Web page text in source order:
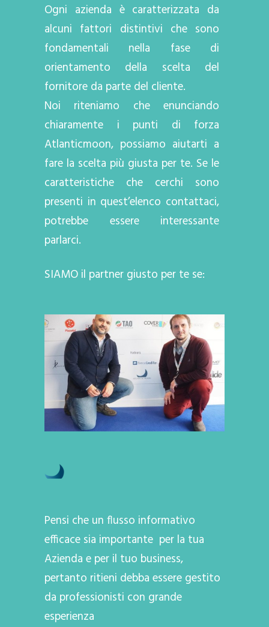
Ogni azienda è caratterizzata da
alcuni fattori distintivi che sono
fondamentali nella fase di
orientamento della scelta del
fornitore da parte del cliente.
Noi riteniamo che enunciando
chiaramente i punti di forza
Atlanticmoon, possiamo aiutarti a
fare la scelta più giusta per te. Se le
caratteristiche che cerchi sono
presenti in quest’elenco contattaci,
potrebbe essere interessante
parlarci.
SIAMO il partner giusto per te se:
Pensi che un flusso informativo
efficace sia importante per la tua
Azienda e per il tuo business,
pertanto ritieni debba essere gestito
da professionisti con grande
esperienza